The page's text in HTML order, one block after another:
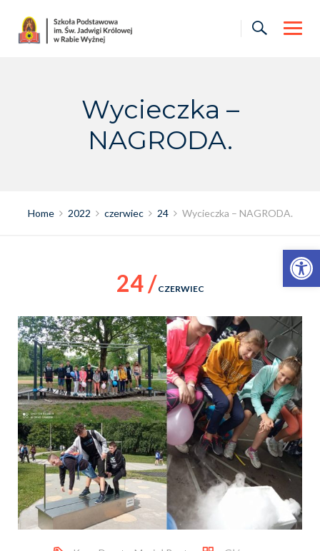
Otwórz pasek narzędzi
content
Wycieczka –
NAGRODA.
Home 2022 czerwiec 24 Wycieczka – NAGRODA.
24 / CZERWIEC